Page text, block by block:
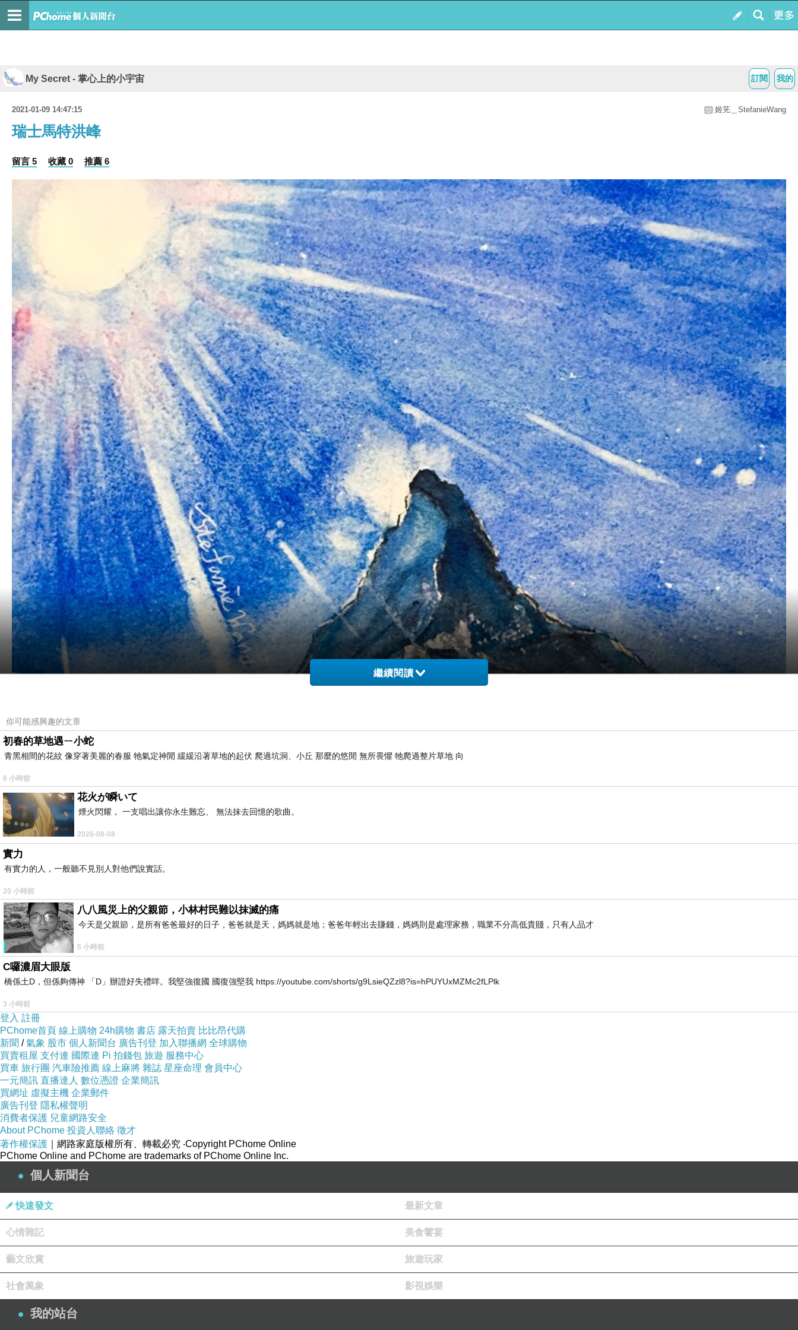
我的
訂閱
My Secret - 掌心上的小宇宙
2021-01-09 14:47:15 姬茪＿StefanieWang
瑞士馬特洪峰
留言 5 收藏 0 推薦 6
（瑞士＿馬特洪峰＿水彩）
在一片白色的雪世界中
並不是只有一種單一色調
而是光影折射表現最為極致的地方
陽光裡的色彩細細灑在雪花上
閃著藍色 黃色 淺紅 紫色
繼續閱讀
你可能感興趣的文章
初春的草地遇ㄧ小蛇
青黑相間的花紋 像穿著美麗的春服 牠氣定神閒 緩緩沿著草地的起伏 爬過坑洞、小丘 那麼的悠閒 無所畏懼 牠爬過整片草地 向
6 小時前
花火が瞬いて
煙火閃耀， 一支唱出讓你永生難忘、 無法抹去回憶的歌曲。
2026-08-08
實力
有實力的人，一般聽不見別人對他們說實話。
20 小時前
八八風災上的父親節，小林村民難以抹滅的痛
今天是父親節，是所有爸爸最好的日子，爸爸就是天，媽媽就是地；爸爸年輕出去賺錢，媽媽則是處理家務，職業不分高低貴賤，只有人品才
5 小時前
C囉濃眉大眼版
橋係土D，但係夠傳神 「D」辦證好失禮咩。我堅強復國 國復強堅我 https://youtube.com/shorts/g9LsieQZzl8?is=hPUYUxMZMc2fLPlk
3 小時前
登入 註冊
PChome首頁 線上購物 24h購物 書店 露天拍賣 比比昂代購
新聞 /氣象 股市 個人新聞台 廣告刊登 加入聯播網 全球購物
買賣租屋 支付連 國際連 Pi 拍錢包 旅遊 服務中心
買車 旅行團 汽車險推薦 線上麻將 雜誌 星座命理 會員中心
一元簡訊 直播達人 數位憑證 企業簡訊
買網址 虛擬主機 企業郵件
廣告刊登 隱私權聲明
消費者保護 兒童網路安全
About PChome 投資人聯絡 徵才
著作權保護 ｜網路家庭版權所有、轉載必究 ‧Copyright PChome Online
PChome Online and PChome are trademarks of PChome Online Inc.
個人新聞台
快速發文 最新文章
心情雜記 美食饗宴
藝文欣賞 旅遊玩家
社會萬象 影視娛樂
我的站台